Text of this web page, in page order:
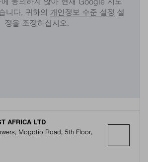
동의하지 않아 현재 Google 지도
니다. 귀하의 개인정보 수준 설정 설
정을 조정하십시오.
AFRICA LTD
Mogotio Road, 5th Floor,